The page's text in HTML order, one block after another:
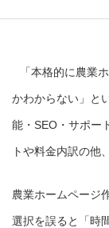
「本格的に農業
かわからない」と
能・SEO・サポー
トや料金内訳の他
農業ホームページ
選択を誤ると「時